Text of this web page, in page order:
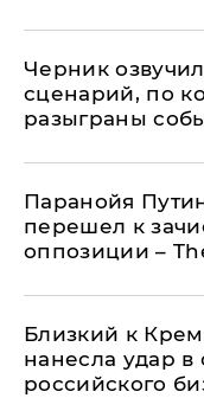
Черник
сценарий, по
разыграны
Паранойя
перешел к
оппозиции –
Близкий к
нанесла удар
российского